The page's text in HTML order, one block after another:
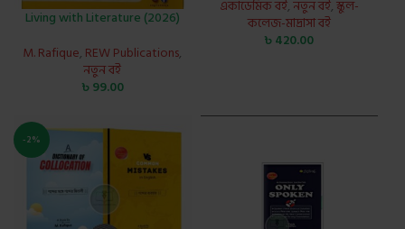
Living with Literature (2026)
M. Rafique, REW Publications,
নতুন বই
৳99.00
একাডেমিক বই,নতুন বই,স্কুল-
কলেজ-মাদ্রাসা বই
৳420.00
-2%